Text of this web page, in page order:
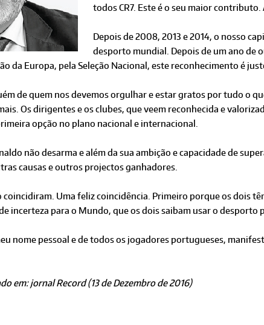
todos CR7. Este é o seu maior
Depois de 2008, 2013 e 2014, o nosso
desporto mundial. Depois de um ano de
da Europa, pela Seleção Nacional, este reconhecimento é
de quem nos devemos orgulhar e estar gratos por tudo o
Os dirigentes e os clubes, que veem reconhecida e
opção no plano nacional e internacional.
não desarma e além da sua ambição e capacidade de
causas e outros projectos ganhadores.
coincidiram. Uma feliz coincidência. Primeiro porque os dois
incerteza para o Mundo, que os dois saibam usar o desporto
nome pessoal e de todos os jogadores portugueses,
em: jornal Record (13 de Dezembro de 2016)